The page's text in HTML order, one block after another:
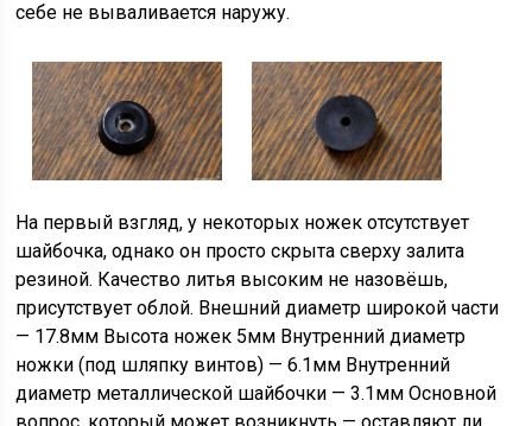
себе не вываливается наружу.
На первый взгляд, у некоторых ножек отсутствует
шайбочка, однако он просто скрыта сверху залита
резиной. Качество литья высоким не назовёшь,
присутствует облой. Внешний диаметр широкой части
— 17.8мм Высота ножек 5мм Внутренний диаметр
ножки (под шляпку винтов) — 6.1мм Внутренний
диаметр металлической шайбочки — 3.1мм Основной